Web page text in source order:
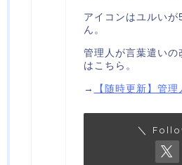
アイコンはユルいが
ん。
管理人が言葉遣いの
はこちら。
→ 【随時更新】管
＼